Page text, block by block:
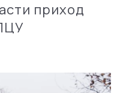
приход